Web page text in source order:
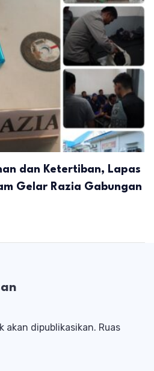
dan Ketertiban, Lapas
Gelar Razia Gabungan
akan dipublikasikan. Ruas